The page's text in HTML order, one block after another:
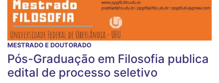
MESTRADO E DOUTORADO
Pós-Graduação em Filosofia publica
edital de processo seletivo